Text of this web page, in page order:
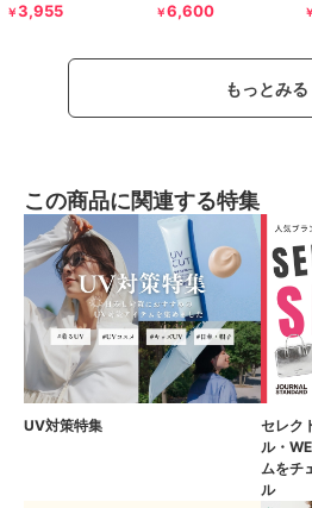
￥3,955 ￥6,600 ￥
もっとみる
この商品に関連する特集
UV対策特集
セレク
ル・
ムをチ
ル